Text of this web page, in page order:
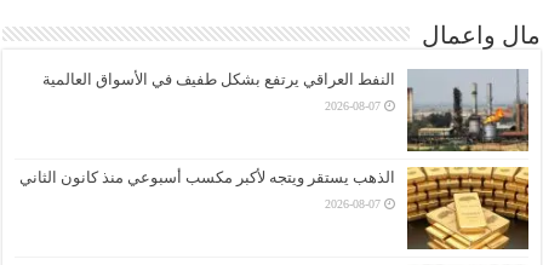
مال واعمال
النفط العراقي يرتفع بشكل طفيف في الأسواق العالمية
2026-08-07
الذهب يستقر ويتجه لأكبر مكسب أسبوعي منذ كانون الثاني
2026-08-07